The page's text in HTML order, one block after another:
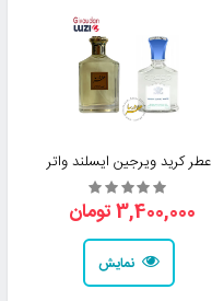
عطر کرید ویرجین ایسلند واتر
3,400,000 تومان
نمایش